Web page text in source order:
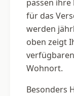
passen
für das
werden
oben zeigt
Wohnort.
Besonders